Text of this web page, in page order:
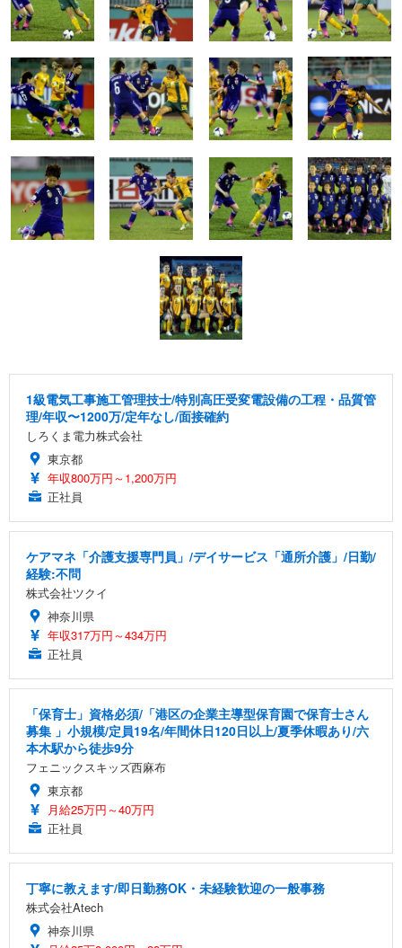
1級電気工事施工管理技士/特別高圧受変電設備の工程・品質管
理/年収〜1200万/定年なし/面接確約
しろくま電力株式会社
東京都
年収800万円～1,200万円
正社員
ケアマネ「介護支援専門員」/デイサービス「通所介護」/日勤/
経験:不問
株式会社ツクイ
神奈川県
年収317万円～434万円
正社員
「保育士」資格必須/「港区の企業主導型保育園で保育士さん
募集 」小規模/定員19名/年間休日120日以上/夏季休暇あり/六
本木駅から徒歩9分
フェニックスキッズ西麻布
東京都
月給25万円～40万円
正社員
丁寧に教えます/即日勤務OK・未経験歓迎の一般事務
株式会社Atech
神奈川県